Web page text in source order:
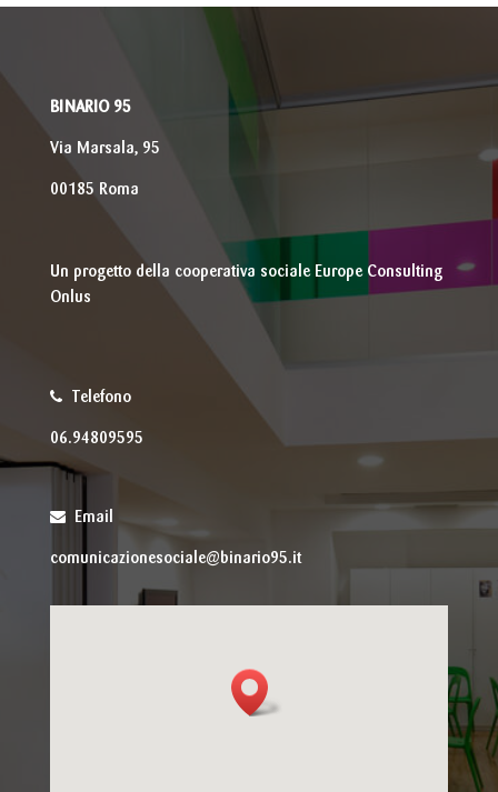
BINARIO 95
Via Marsala, 95
00185 Roma
Un progetto della cooperativa sociale Europe Consulting
Onlus
Telefono
06.94809595
Email
comunicazionesociale@binario95.it